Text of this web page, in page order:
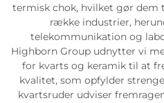
termisk chok, hvilket gør dem
række industrier,
telekommunikation og
Highborn Group udnytter vi
for kvarts og keramik til at
kvalitet, som opfylder
kvartsruder udviser